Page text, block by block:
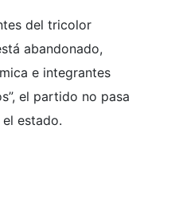
del tricolor
abandonado,
e integrantes
el partido no pasa
estado.